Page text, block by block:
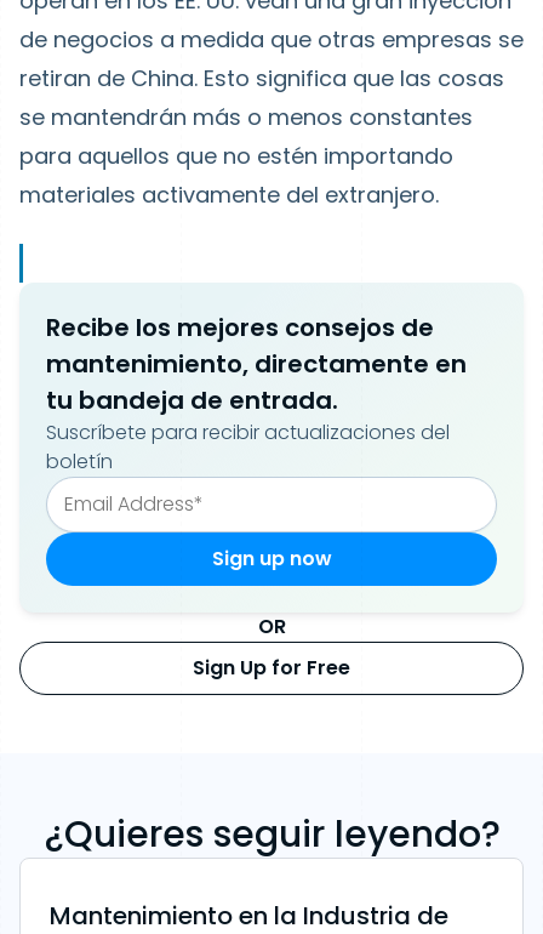
de negocios a medida que otras empresas se
retiran de China. Esto significa que las cosas
se mantendrán más o menos constantes
para aquellos que no estén importando
materiales activamente del extranjero.
Recibe los mejores consejos de
mantenimiento, directamente en
tu bandeja de entrada.
Suscríbete para recibir actualizaciones del
boletín
OR
Sign Up for Free
¿Quieres seguir leyendo?
Mantenimiento en la Industria de